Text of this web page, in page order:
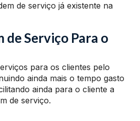
de serviço já existente na
de Serviço Para o
para os clientes pelo
ainda mais o tempo gasto
ainda para o cliente a
de serviço.